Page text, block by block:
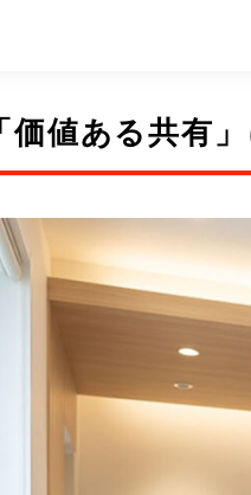
価値ある共有